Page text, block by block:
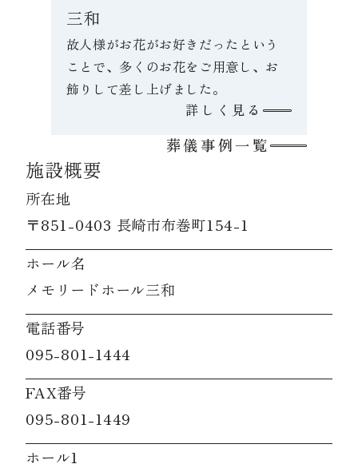
三和
故人様がお花がお好きだったという
ことで、多くのお花をご用意し、お
飾りして差し上げました。
詳しく見る
葬儀事例一覧
施設概要
所在地
〒851-0403 長崎市布巻町154-1
ホール名
メモリードホール三和
電話番号
095-801-1444
FAX番号
095-801-1449
ホール1